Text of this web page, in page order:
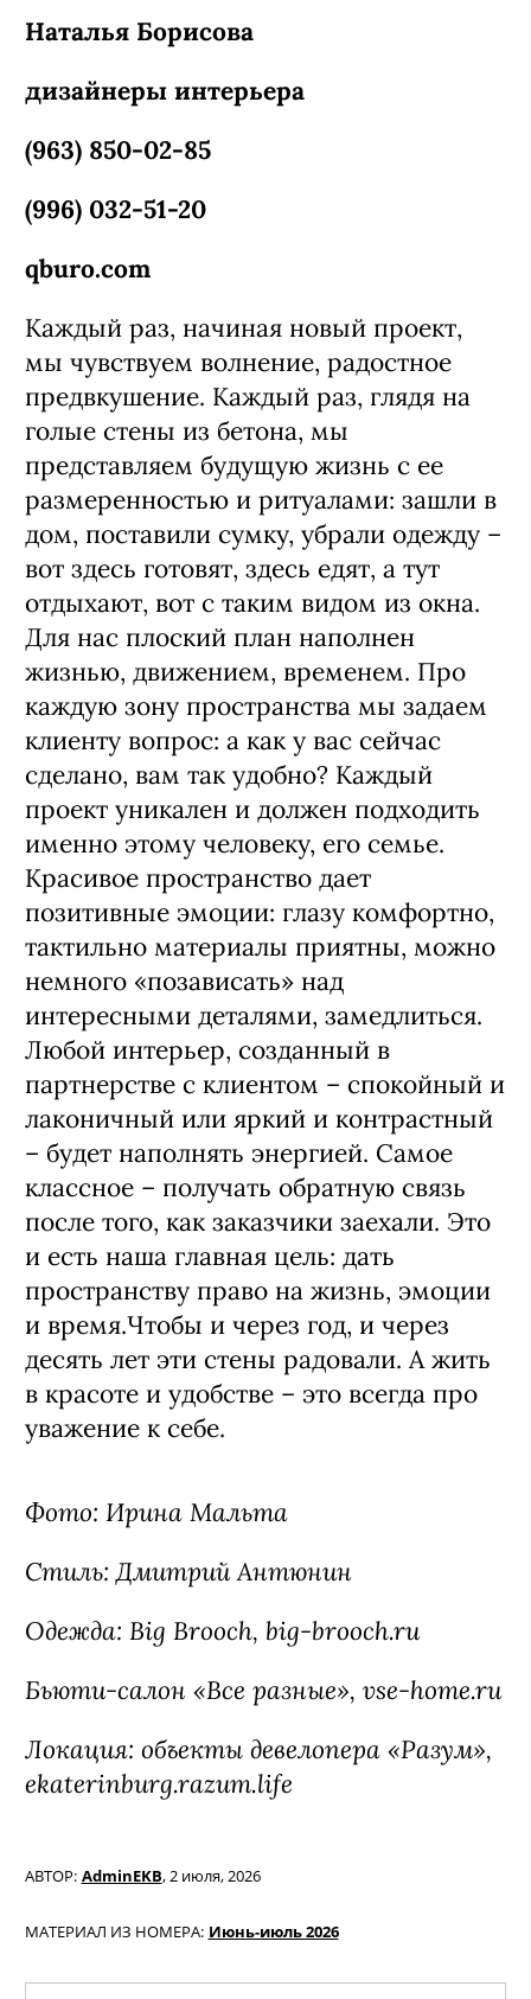
Наталья Борисова
дизайнеры интерьера
(963) 850-02-85
(996) 032-51-20
qburo.com
Каждый раз, начиная новый проект,
мы чувствуем волнение, радостное
предвкушение. Каждый раз, глядя на
голые стены из бетона, мы
представляем будущую жизнь с ее
размеренностью и ритуалами: зашли в
дом, поставили сумку, убрали одежду –
вот здесь готовят, здесь едят, а тут
отдыхают, вот с таким видом из окна.
Для нас плоский план наполнен
жизнью, движением, временем. Про
каждую зону пространства мы задаем
клиенту вопрос: а как у вас сейчас
сделано, вам так удобно? Каждый
проект уникален и должен подходить
именно этому человеку, его семье.
Красивое пространство дает
позитивные эмоции: глазу комфортно,
тактильно материалы приятны, можно
немного «позависать» над
интересными деталями, замедлиться.
Любой интерьер, созданный в
партнерстве с клиентом – спокойный и
лаконичный или яркий и контрастный
– будет наполнять энергией. Самое
классное – получать обратную связь
после того, как заказчики заехали. Это
и есть наша главная цель: дать
пространству право на жизнь, эмоции
и время.Чтобы и через год, и через
десять лет эти стены радовали. А жить
в красоте и удобстве – это всегда про
уважение к себе.
Фото: Ирина Мальта
Стиль: Дмитрий Антюнин
Одежда: Big Brooch, big-brooch.ru
Бьюти-салон «Все разные», vse-home.ru
Локация: объекты девелопера «Разум»,
ekaterinburg.razum.life
АВТОР: AdminEKB,2 июля, 2026
МАТЕРИАЛ ИЗ НОМЕРА: Июнь-июль 2026